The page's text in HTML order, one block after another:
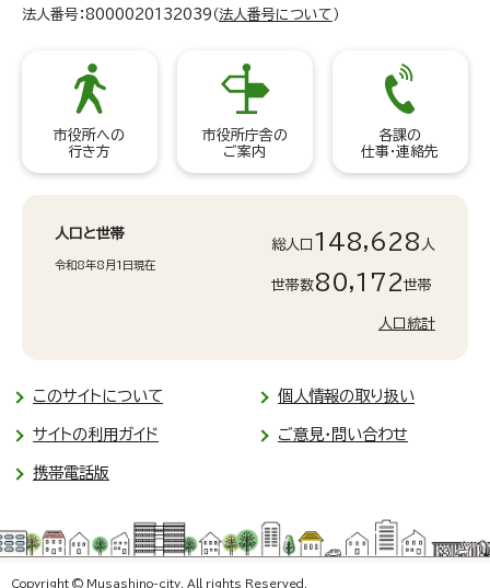
法人番号：8000020132039（ 法人番号について ）
市役所への
行き方
市役所庁舎の
ご案内
各課の
仕事・連絡先
人口と世帯
令和8年8月1日現在
総人口 148,628 人
世帯数80,172世帯
人口統計
このサイトについて 個人情報の取り扱い
サイトの利用ガイド ご意見・問い合わせ
携帯電話版
Copyright © Musashino-city. All rights Reserved.